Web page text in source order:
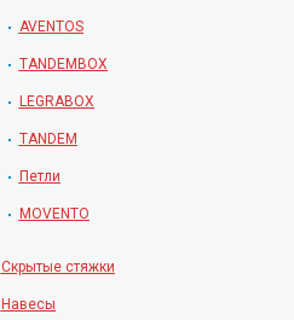
AVENTOS
TANDEMBOX
LEGRABOX
TANDEM
Петли
MOVENTO
Скрытые стяжки
Навесы